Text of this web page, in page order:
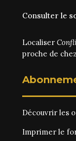
Consulter le
Localiser
proche de
Découvrir les
Imprimer le